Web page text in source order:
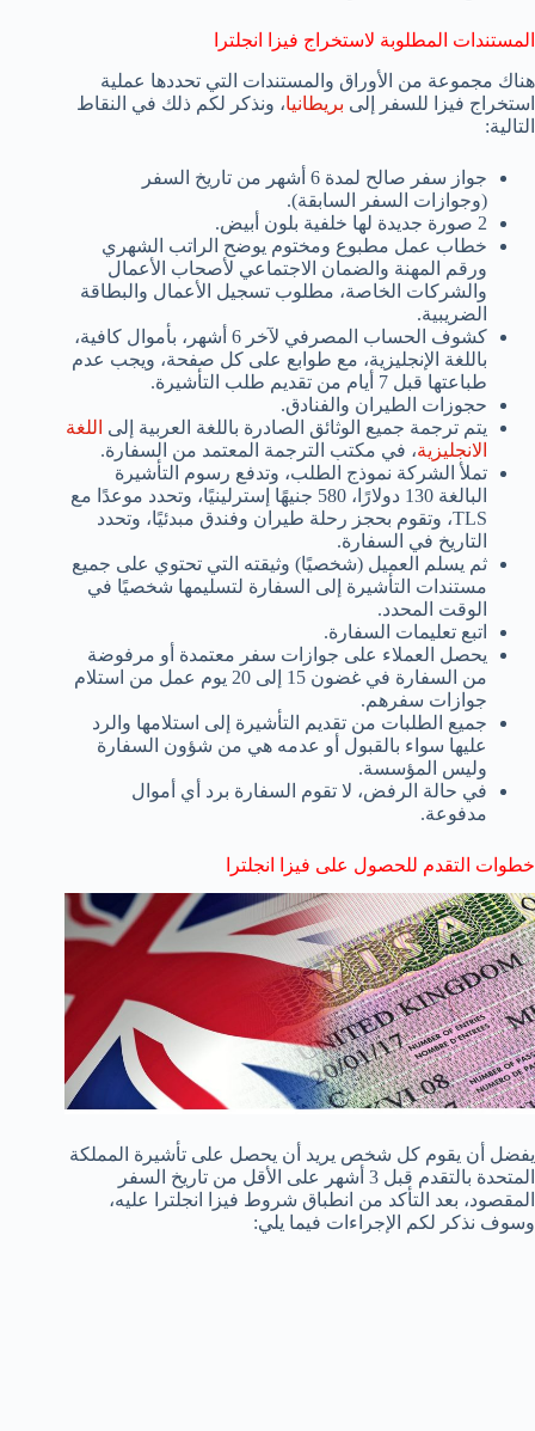
المستندات المطلوبة لاستخراج فيزا انجلترا
هناك مجموعة من الأوراق والمستندات التي تحددها عملية
استخراج فيزا للسفر إلى بريطانيا، ونذكر لكم ذلك في النقاط
التالية:
جواز سفر صالح لمدة 6 أشهر من تاريخ السفر
(وجوازات السفر السابقة).
2 صورة جديدة لها خلفية بلون أبيض.
خطاب عمل مطبوع ومختوم يوضح الراتب الشهري
ورقم المهنة والضمان الاجتماعي لأصحاب الأعمال
والشركات الخاصة، مطلوب تسجيل الأعمال والبطاقة
الضريبية.
كشوف الحساب المصرفي لآخر 6 أشهر، بأموال كافية،
باللغة الإنجليزية، مع طوابع على كل صفحة، ويجب عدم
طباعتها قبل 7 أيام من تقديم طلب التأشيرة.
حجوزات الطيران والفنادق.
يتم ترجمة جميع الوثائق الصادرة باللغة العربية إلى اللغة
الانجليزية، في مكتب الترجمة المعتمد من السفارة.
تملأ الشركة نموذج الطلب، وتدفع رسوم التأشيرة
البالغة 130 دولارًا، 580 جنيهًا إسترلينيًا، وتحدد موعدًا مع
TLS، وتقوم بحجز رحلة طيران وفندق مبدئيًا، وتحدد
التاريخ في السفارة.
ثم يسلم العميل (شخصيًا) وثيقته التي تحتوي على جميع
مستندات التأشيرة إلى السفارة لتسليمها شخصيًا في
الوقت المحدد.
اتبع تعليمات السفارة.
يحصل العملاء على جوازات سفر معتمدة أو مرفوضة
من السفارة في غضون 15 إلى 20 يوم عمل من استلام
جوازات سفرهم.
جميع الطلبات من تقديم التأشيرة إلى استلامها والرد
عليها سواء بالقبول أو عدمه هي من شؤون السفارة
وليس المؤسسة.
في حالة الرفض، لا تقوم السفارة برد أي أموال
مدفوعة.
خطوات التقدم للحصول على فيزا انجلترا
يفضل أن يقوم كل شخص يريد أن يحصل على تأشيرة المملكة
المتحدة بالتقدم قبل 3 أشهر على الأقل من تاريخ السفر
المقصود، بعد التأكد من انطباق شروط فيزا انجلترا عليه،
وسوف نذكر لكم الإجراءات فيما يلي: